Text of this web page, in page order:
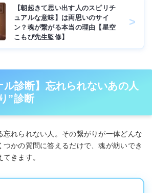
【朝起きて思い出す人のスピリチ
ュアルな意味】は両思いのサイ
ン？魂が繋がる本当の理由【星空
こもぴ先生監修】
ル診断】忘れられないあの人
”診断
忘れられない人。その繋がりが一体どんな
かの質問に答えるだけで、魂が紡いでき
きます。